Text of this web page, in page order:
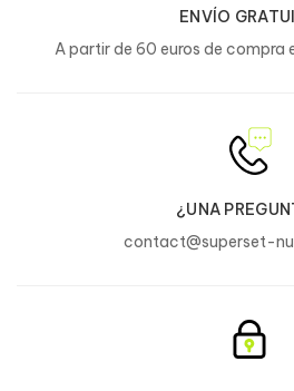
ENVÍO
A partir de 60 euros de compra
¿UNA
contact@superset-